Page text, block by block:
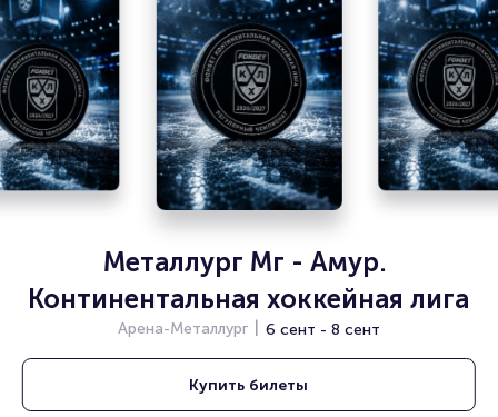
Металлург Мг - Амур.
Континентальная хоккейная лига
Арена-Металлург 6 сент - 8 сент
Купить билеты